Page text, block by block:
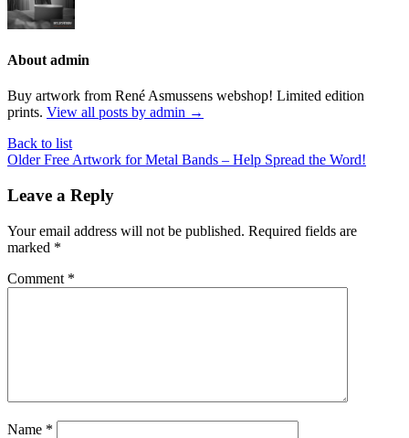
About admin
Buy artwork from René Asmussens webshop! Limited edition
prints. View all posts by admin →
Back to list
Older Free Artwork for Metal Bands – Help Spread the Word!
Leave a Reply
Your email address will not be published. Required fields are
marked *
Comment *
Name *